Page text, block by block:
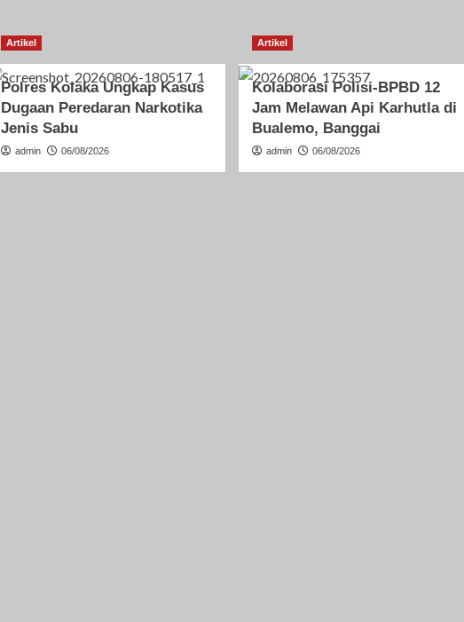
Artikel
Polres Kolaka Ungkap Kasus
Dugaan Peredaran Narkotika
Jenis Sabu
admin 06/08/2026
Artikel
Kolaborasi Polisi-BPBD 12
Jam Melawan Api Karhutla di
Bualemo, Banggai
admin 06/08/2026